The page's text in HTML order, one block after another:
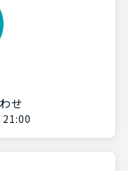
せ
21:00